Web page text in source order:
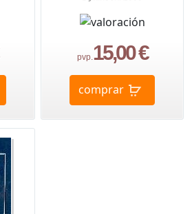
pvp.15,00 €
comprar